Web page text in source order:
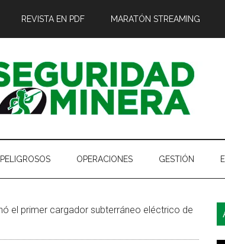
REVISTA EN PDF MARATÓN STREAMING
OPERACIONES GESTIÓN
el primer cargador subterráneo eléctrico de